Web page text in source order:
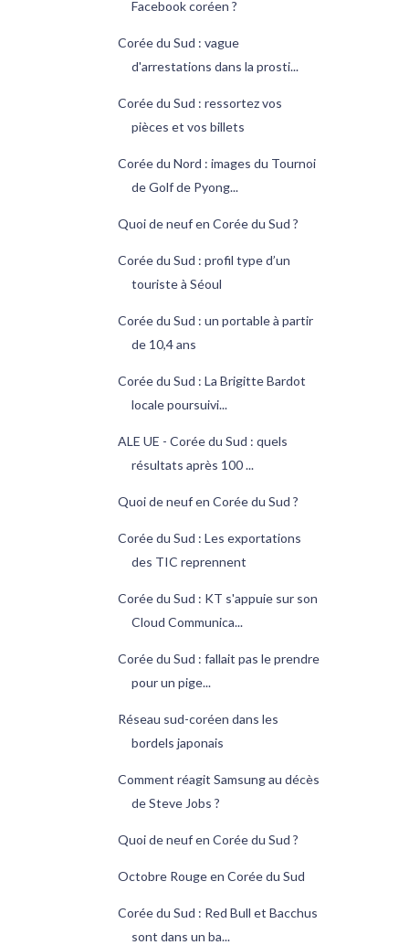
Facebook coréen ?
Corée du Sud : vague
d'arrestations dans la prosti...
Corée du Sud : ressortez vos
pièces et vos billets
Corée du Nord : images du Tournoi
de Golf de Pyong...
Quoi de neuf en Corée du Sud ?
Corée du Sud : profil type d’un
touriste à Séoul
Corée du Sud : un portable à partir
de 10,4 ans
Corée du Sud : La Brigitte Bardot
locale poursuivi...
ALE UE - Corée du Sud : quels
résultats après 100 ...
Quoi de neuf en Corée du Sud ?
Corée du Sud : Les exportations
des TIC reprennent
Corée du Sud : KT s'appuie sur son
Cloud Communica...
Corée du Sud : fallait pas le prendre
pour un pige...
Réseau sud-coréen dans les
bordels japonais
Comment réagit Samsung au décès
de Steve Jobs ?
Quoi de neuf en Corée du Sud ?
Octobre Rouge en Corée du Sud
Corée du Sud : Red Bull et Bacchus
sont dans un ba...